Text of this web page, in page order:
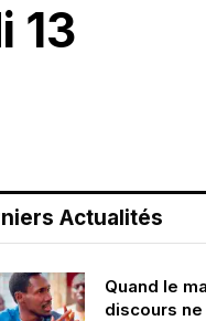
13
Actualités
Quand le
discours